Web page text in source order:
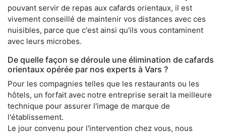
pouvant servir de repas aux cafards orientaux, il est
vivement conseillé de maintenir vos distances avec ces
nuisibles, parce que c'est ainsi qu'ils vous contaminent
avec leurs microbes.
De quelle façon se déroule une élimination de cafards
orientaux opérée par nos experts à Vars ?
Pour les compagnies telles que les restaurants ou les
hôtels, un forfait avec notre entreprise serait la meilleure
technique pour assurer l'image de marque de
l'établissement.
Le jour convenu pour l'intervention chez vous, nous